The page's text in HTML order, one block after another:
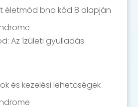
életmód bno kód 8 alapján
Az ízületi gyulladás
és kezelési lehetőségek